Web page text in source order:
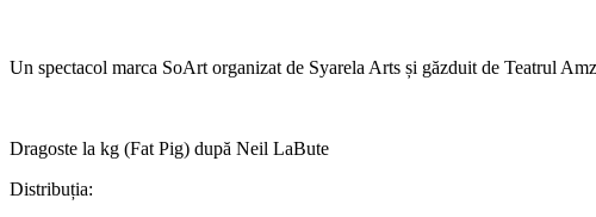
Un spectacol marca SoArt organizat de Syarela Arts și găzduit de Teatrul
Dragoste la kg (Fat Pig) după Neil LaBute
Distribuția: